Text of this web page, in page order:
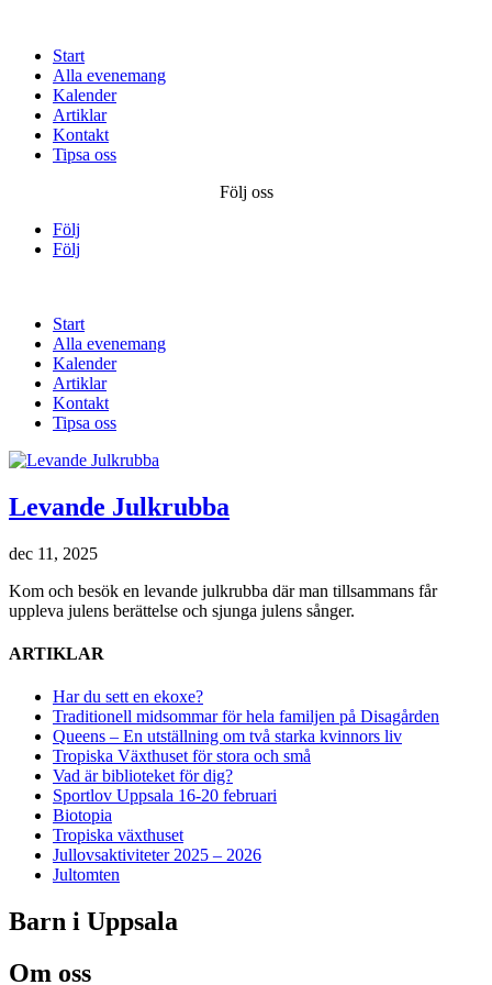
Start
Alla evenemang
Kalender
Artiklar
Kontakt
Tipsa oss
Följ oss
Följ
Följ
Start
Alla evenemang
Kalender
Artiklar
Kontakt
Tipsa oss
Levande Julkrubba
dec 11, 2025
Kom och besök en levande julkrubba där man tillsammans får
uppleva julens berättelse och sjunga julens sånger.
ARTIKLAR
Har du sett en ekoxe?
Traditionell midsommar för hela familjen på Disagården
Queens – En utställning om två starka kvinnors liv
Tropiska Växthuset för stora och små
Vad är biblioteket för dig?
Sportlov Uppsala 16-20 februari
Biotopia
Tropiska växthuset
Jullovsaktiviteter 2025 – 2026
Jultomten
Barn i Uppsala
Om oss